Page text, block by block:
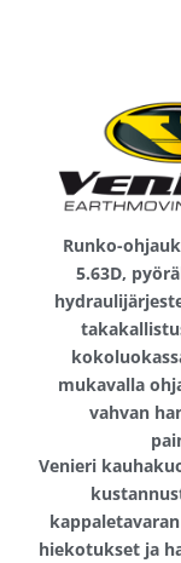
Runko-
5.63D,
mukavalla
vahvan
Venieri
hiekotukset ja